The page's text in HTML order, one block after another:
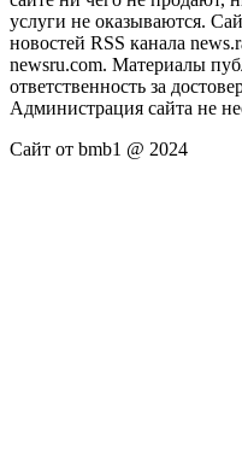
услуги не оказываются.
новостей RSS канала
newsru.com. Материалы
ответственность за
Администрация сайта не
Сайт от bmb1 @ 2024